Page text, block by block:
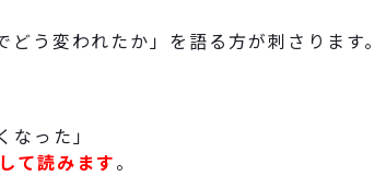
う変われたか」を語る方が刺さります。
った」
て読みます。